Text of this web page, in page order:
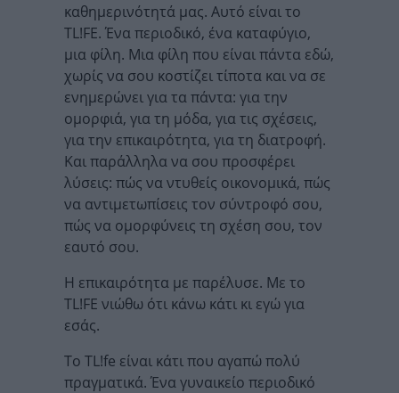
καθημερινότητά μας. Αυτό είναι το
TL!FE. Ένα περιοδικό, ένα καταφύγιο,
μια φίλη. Μια φίλη που είναι πάντα εδώ,
χωρίς να σου κοστίζει τίποτα και να σε
ενημερώνει για τα πάντα: για την
ομορφιά, για τη μόδα, για τις σχέσεις,
για την επικαιρότητα, για τη διατροφή.
Και παράλληλα να σου προσφέρει
λύσεις: πώς να ντυθείς οικονομικά, πώς
να αντιμετωπίσεις τον σύντροφό σου,
πώς να ομορφύνεις τη σχέση σου, τον
εαυτό σου.
Η επικαιρότητα με παρέλυσε. Με το
TL!FE νιώθω ότι κάνω κάτι κι εγώ για
εσάς.
Το TL!fe είναι κάτι που αγαπώ πολύ
πραγματικά. Ένα γυναικείο περιοδικό